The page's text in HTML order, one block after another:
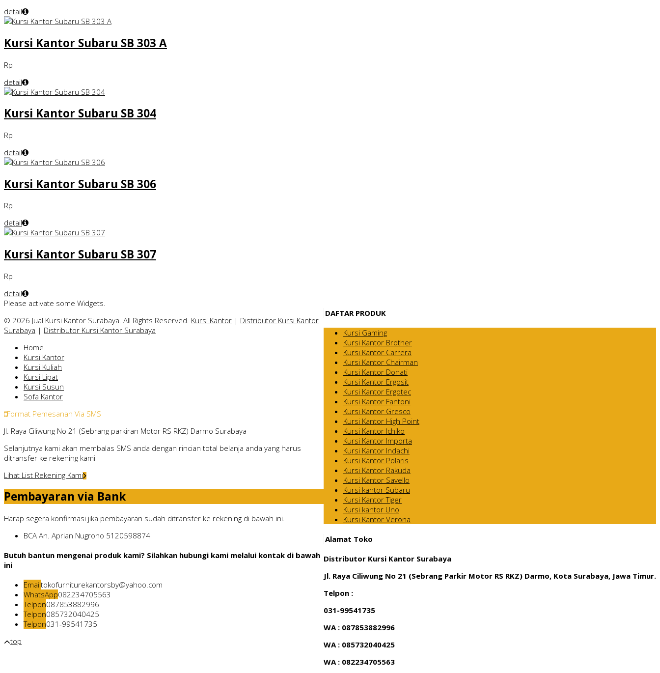
detail
Kursi Kantor Subaru SB 303 A
Rp
detail
Kursi Kantor Subaru SB 304
Rp
detail
Kursi Kantor Subaru SB 306
Rp
detail
Kursi Kantor Subaru SB 307
Rp
detail
DAFTAR PRODUK
Kursi Gaming
Kursi Kantor Brother
Kursi Kantor Carrera
Kursi Kantor Chairman
Kursi Kantor Donati
Kursi Kantor Ergosit
Kursi Kantor Ergotec
Kursi Kantor Fantoni
Kursi Kantor Gresco
Kursi Kantor High Point
Kursi Kantor Ichiko
Kursi Kantor Importa
Kursi Kantor Indachi
Kursi Kantor Polaris
Kursi Kantor Rakuda
Kursi Kantor Savello
Kursi kantor Subaru
Kursi Kantor Tiger
Kursi kantor Uno
Kursi Kantor Verona
Alamat Toko
Distributor Kursi Kantor Surabaya
Jl. Raya Ciliwung No 21 (Sebrang Parkir Motor RS RKZ) Darmo, Kota Surabaya, Jawa Timur.
Telpon :
031-99541735
WA : 087853882996
WA : 085732040425
WA : 082234705563
Please activate some Widgets.
© 2026 Jual Kursi Kantor Surabaya. All Rights Reserved. Kursi Kantor | Distributor Kursi Kantor
Surabaya | Distributor Kursi Kantor Surabaya
Home
Kursi Kantor
Kursi Kuliah
Kursi Lipat
Kursi Susun
Sofa Kantor
Format Pemesanan Via SMS
Jl. Raya Ciliwung No 21 (Sebrang parkiran Motor RS RKZ) Darmo Surabaya
Selanjutnya kami akan membalas SMS anda dengan rincian total belanja anda yang harus
ditransfer ke rekening kami
Lihat List Rekening Kami
Pembayaran via Bank
Harap segera konfirmasi jika pembayaran sudah ditransfer ke rekening di bawah ini.
BCA An. Aprian Nugroho 5120598874
Butuh bantun mengenai produk kami? Silahkan hubungi kami melalui kontak di bawah
ini
Emailtokofurniturekantorsby@yahoo.com
WhatsApp082234705563
Telpon087853882996
Telpon085732040425
Telpon031-99541735
top